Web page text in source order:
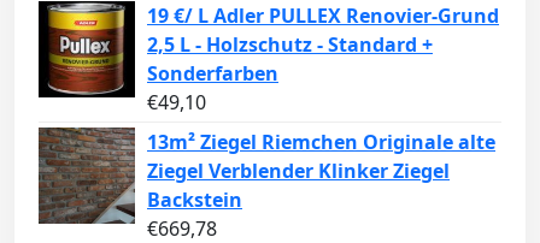
19 €/ L Adler PULLEX Renovier-Grund
2,5 L - Holzschutz - Standard +
Sonderfarben
€49,10
13m² Ziegel Riemchen Originale alte
Ziegel Verblender Klinker Ziegel
Backstein
€669,78